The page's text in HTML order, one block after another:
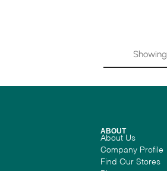
Showing
ABOUT
About Us
Company Profile
Find Our Stores